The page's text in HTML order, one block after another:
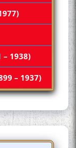
1938)
– 1937)